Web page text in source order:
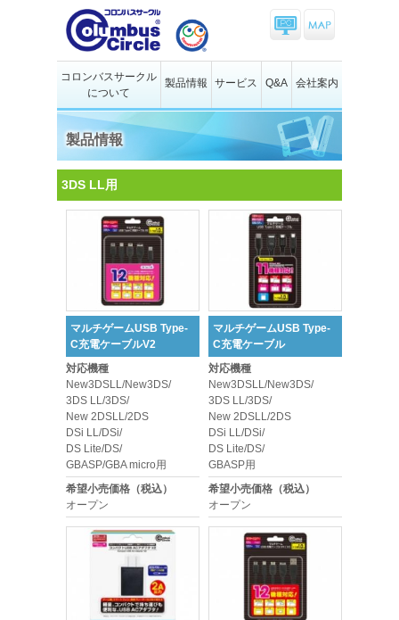
コロンバスサークル
について
製品情報 サービス Q&A 会社案内
製品情報
3DS LL用
マルチゲームUSB Type-
C充電ケーブルV2
対応機種
New3DSLL/New3DS/
3DS LL/3DS/
New 2DSLL/2DS
DSi LL/DSi/
DS Lite/DS/
GBASP/GBA micro用
希望小売価格（税込）
オープン
マルチゲームUSB Type-
C充電ケーブル
対応機種
New3DSLL/New3DS/
3DS LL/3DS/
New 2DSLL/2DS
DSi LL/DSi/
DS Lite/DS/
GBASP用
希望小売価格（税込）
オープン